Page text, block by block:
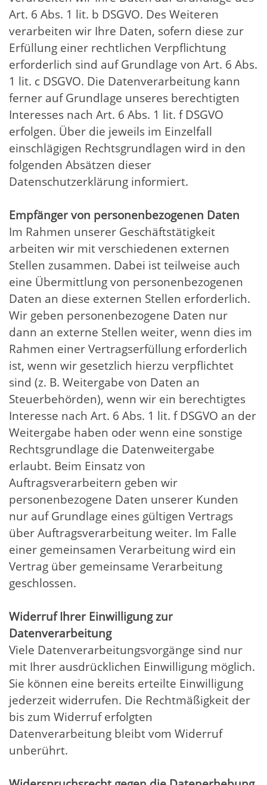
Art. 6 Abs. 1 lit. b DSGVO. Des Weiteren
verarbeiten wir Ihre Daten, sofern diese zur
Erfüllung einer rechtlichen Verpflichtung
erforderlich sind auf Grundlage von Art. 6 Abs.
1 lit. c DSGVO. Die Datenverarbeitung kann
ferner auf Grundlage unseres berechtigten
Interesses nach Art. 6 Abs. 1 lit. f DSGVO
erfolgen. Über die jeweils im Einzelfall
einschlägigen Rechtsgrundlagen wird in den
folgenden Absätzen dieser
Datenschutzerklärung informiert.
Empfänger von personenbezogenen Daten
Im Rahmen unserer Geschäftstätigkeit
arbeiten wir mit verschiedenen externen
Stellen zusammen. Dabei ist teilweise auch
eine Übermittlung von personenbezogenen
Daten an diese externen Stellen erforderlich.
Wir geben personenbezogene Daten nur
dann an externe Stellen weiter, wenn dies im
Rahmen einer Vertragserfüllung erforderlich
ist, wenn wir gesetzlich hierzu verpflichtet
sind (z. B. Weitergabe von Daten an
Steuerbehörden), wenn wir ein berechtigtes
Interesse nach Art. 6 Abs. 1 lit. f DSGVO an der
Weitergabe haben oder wenn eine sonstige
Rechtsgrundlage die Datenweitergabe
erlaubt. Beim Einsatz von
Auftragsverarbeitern geben wir
personenbezogene Daten unserer Kunden
nur auf Grundlage eines gültigen Vertrags
über Auftragsverarbeitung weiter. Im Falle
einer gemeinsamen Verarbeitung wird ein
Vertrag über gemeinsame Verarbeitung
geschlossen.
Widerruf Ihrer Einwilligung zur
Datenverarbeitung
Viele Datenverarbeitungsvorgänge sind nur
mit Ihrer ausdrücklichen Einwilligung möglich.
Sie können eine bereits erteilte Einwilligung
jederzeit widerrufen. Die Rechtmäßigkeit der
bis zum Widerruf erfolgten
Datenverarbeitung bleibt vom Widerruf
unberührt.